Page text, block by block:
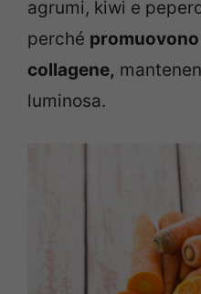
agrumi, kiwi e
perché
collagene,
luminosa.